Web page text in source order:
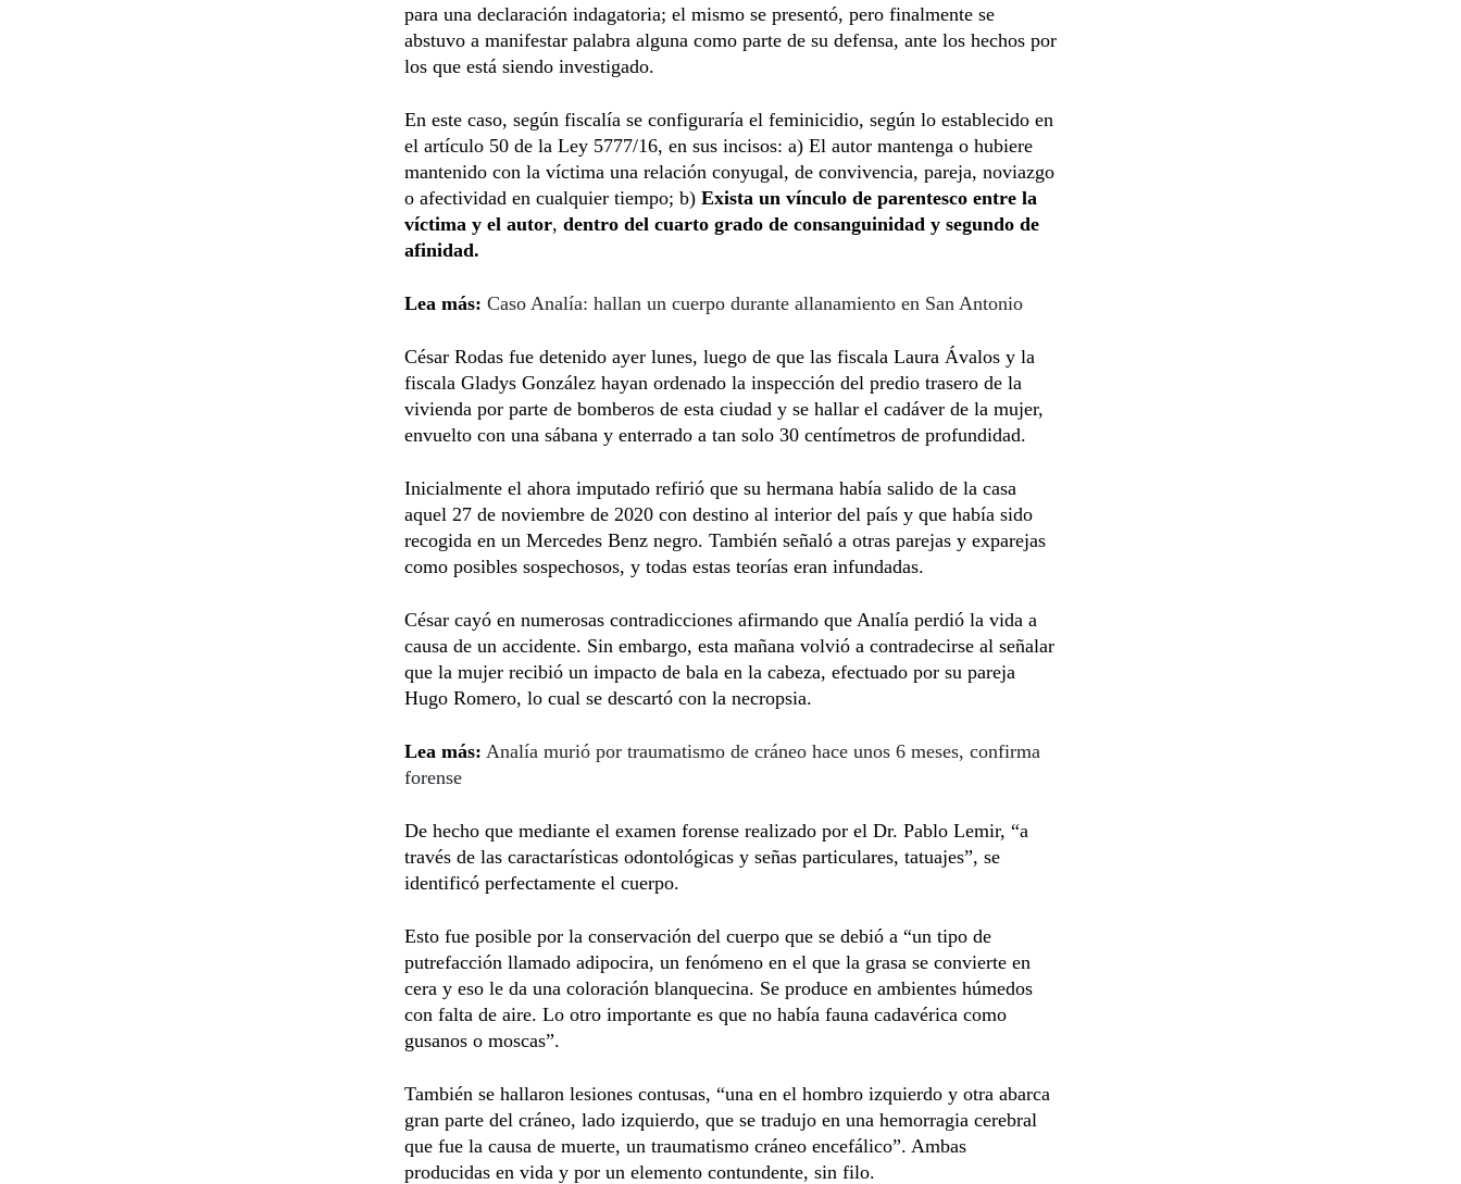
para una declaración indagatoria; el mismo se presentó, pero finalmente se
abstuvo a manifestar palabra alguna como parte de su defensa, ante los hechos por
los que está siendo investigado.
En este caso, según fiscalía se configuraría el feminicidio, según lo establecido en
el artículo 50 de la Ley 5777/16, en sus incisos: a) El autor mantenga o hubiere
mantenido con la víctima una relación conyugal, de convivencia, pareja, noviazgo
o afectividad en cualquier tiempo; b) Exista un vínculo de parentesco entre la
víctima y el autor, dentro del cuarto grado de consanguinidad y segundo de
afinidad.
Lea más: Caso Analía: hallan un cuerpo durante allanamiento en San Antonio
César Rodas fue detenido ayer lunes, luego de que las fiscala Laura Ávalos y la
fiscala Gladys González hayan ordenado la inspección del predio trasero de la
vivienda por parte de bomberos de esta ciudad y se hallar el cadáver de la mujer,
envuelto con una sábana y enterrado a tan solo 30 centímetros de profundidad.
Inicialmente el ahora imputado refirió que su hermana había salido de la casa
aquel 27 de noviembre de 2020 con destino al interior del país y que había sido
recogida en un Mercedes Benz negro. También señaló a otras parejas y exparejas
como posibles sospechosos, y todas estas teorías eran infundadas.
César cayó en numerosas contradicciones afirmando que Analía perdió la vida a
causa de un accidente. Sin embargo, esta mañana volvió a contradecirse al señalar
que la mujer recibió un impacto de bala en la cabeza, efectuado por su pareja
Hugo Romero, lo cual se descartó con la necropsia.
Lea más: Analía murió por traumatismo de cráneo hace unos 6 meses, confirma
forense
De hecho que mediante el examen forense realizado por el Dr. Pablo Lemir, “a
través de las caractarísticas odontológicas y señas particulares, tatuajes”, se
identificó perfectamente el cuerpo.
Esto fue posible por la conservación del cuerpo que se debió a “un tipo de
putrefacción llamado adipocira, un fenómeno en el que la grasa se convierte en
cera y eso le da una coloración blanquecina. Se produce en ambientes húmedos
con falta de aire. Lo otro importante es que no había fauna cadavérica como
gusanos o moscas”.
También se hallaron lesiones contusas, “una en el hombro izquierdo y otra abarca
gran parte del cráneo, lado izquierdo, que se tradujo en una hemorragia cerebral
que fue la causa de muerte, un traumatismo cráneo encefálico”. Ambas
producidas en vida y por un elemento contundente, sin filo.